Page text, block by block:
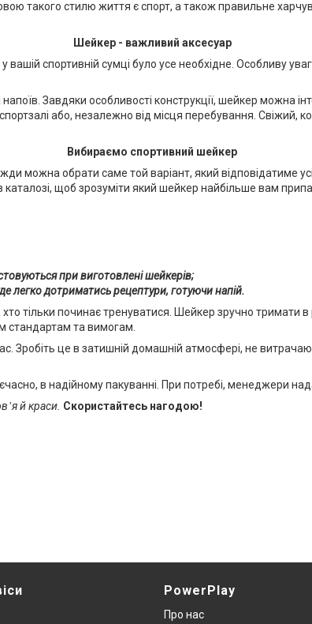
такого стилю життя є спорт, а також правильне
Шейкер - важливий аксесуар
спортивній сумці було усе необхідне. Особливу
Завдяки особливості конструкції, шейкер можна
або, незалежно від місця перебування.
Вибираємо спортивний шейкер
можна обрати саме той варіант, який
каталозі, щоб зрозуміти який шейкер найбільше вам
при виготовлені шейкерів;
легко дотриматись рецептури, готуючи напій.
тільки починає тренуватися. Шейкер зручно тримати в
стандартам та вимогам.
Зробіть це в затишній домашній атмосфері, не
в надійному пакуванні. При потребі, менеджери
й краси. Скористайтесь нагодою!
PowerPlay
Про нас